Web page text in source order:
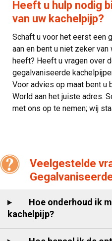
Heeft u hulp nodig
van uw kachelpijp?
Schaft u voor het eerst een
aan en bent u niet zeker
heeft? Heeft u vragen over
gegalvaniseerde
Voor advies op maat bent u
World aan het juiste adres.
met ons op te nemen; wij
Veelgestelde
Hoe onderhoud ik
kachelpijp?